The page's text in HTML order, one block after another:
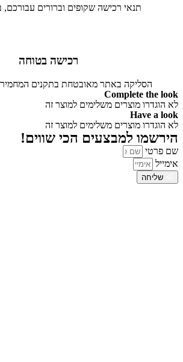
תנאי רכישה שקופים וברורים עבורכם,
רכישה בטוחה
הסליקה באתר מאובטחת בתקנים
Complete the look
לא הוגדרו מוצרים משלימים למוצר זה
Have a look
לא הוגדרו מוצרים משלימים למוצר זה
הירשמו למבצעים הכי שווים!
שם פרטי
אימייל
שליחה